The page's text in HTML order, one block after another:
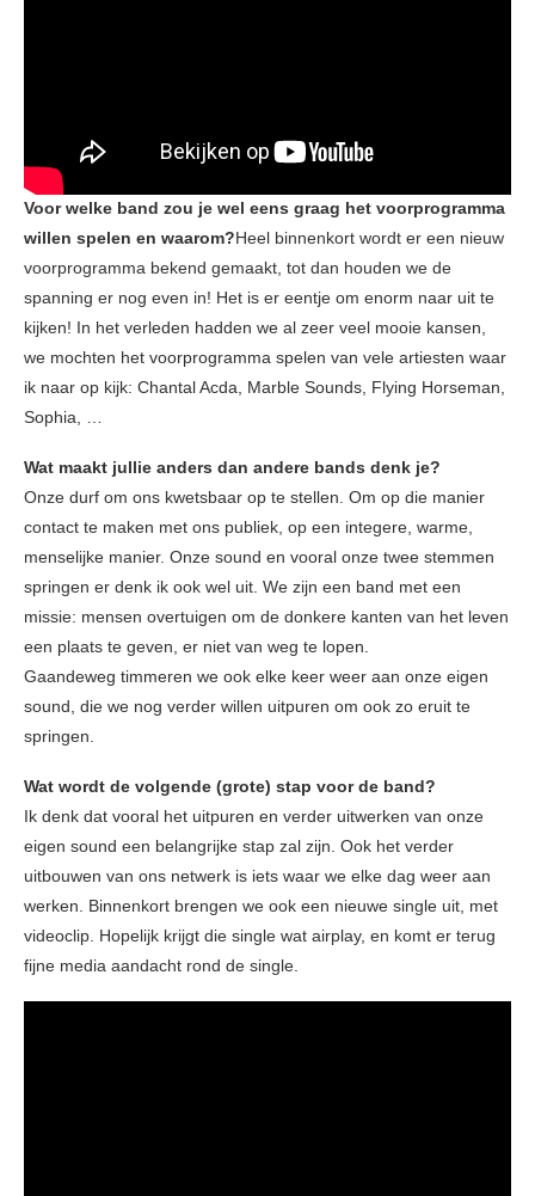
Voor welke band zou je wel eens graag het voorprogramma
willen spelen en waarom?Heel binnenkort wordt er een nieuw
voorprogramma bekend gemaakt, tot dan houden we de
spanning er nog even in! Het is er eentje om enorm naar uit te
kijken! In het verleden hadden we al zeer veel mooie kansen,
we mochten het voorprogramma spelen van vele artiesten waar
ik naar op kijk: Chantal Acda, Marble Sounds, Flying Horseman,
Sophia, …
Wat maakt jullie anders dan andere bands denk je?
Onze durf om ons kwetsbaar op te stellen. Om op die manier
contact te maken met ons publiek, op een integere, warme,
menselijke manier. Onze sound en vooral onze twee stemmen
springen er denk ik ook wel uit. We zijn een band met een
missie: mensen overtuigen om de donkere kanten van het leven
een plaats te geven, er niet van weg te lopen.
Gaandeweg timmeren we ook elke keer weer aan onze eigen
sound, die we nog verder willen uitpuren om ook zo eruit te
springen.
Wat wordt de volgende (grote) stap voor de band?
Ik denk dat vooral het uitpuren en verder uitwerken van onze
eigen sound een belangrijke stap zal zijn. Ook het verder
uitbouwen van ons netwerk is iets waar we elke dag weer aan
werken. Binnenkort brengen we ook een nieuwe single uit, met
videoclip. Hopelijk krijgt die single wat airplay, en komt er terug
fijne media aandacht rond de single.